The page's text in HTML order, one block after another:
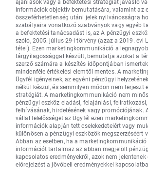
ajánlások vagy a befektetési stratégiát javasló
információk objektív bemutatására, valamint az
összeférhetetlenség utáni jelek nyilvánosságra
szabályaira vonatkozó szabványok vagy egyéb
a befektetési tanácsadást is, az A pénzügyi
szóló, 2005. július 29-i törvény (azaz a 2019. évi
tétel). Ezen marketingkommunikáció a
tárgyilagossággal készült, bemutatja azokat a
szerző számára a készítés időpontjában
mindenféle értékelési elemtől mentes. A
Ügyfél igényeinek, az egyéni pénzügyi
nélkül készül, és semmilyen módon nem terjeszt
stratégiát. A marketingkommunikáció nem
pénzügyi eszköz eladási, felajánlási,
felhívásának, hirdetésének vagy promóciójának.
vállal felelősséget az Ügyfél ezen
információk alapján tett cselekedeteiért vagy
különösen a pénzügyi eszközök megszerzéséért
Abban az esetben, ha a
információt tartalmaz az abban megjelölt
kapcsolatos eredményekről, azok nem
előrejelzést a jövőbeli eredményekkel